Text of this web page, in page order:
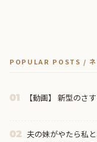
POPULAR POSTS / ネ
01 【動画】 新型のさ
02 夫の妹がやたら私